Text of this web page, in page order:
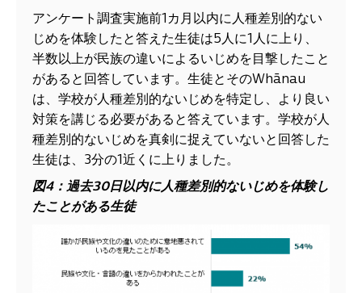
アンケート調査実施前1カ月以内に人種差別的ない
じめを体験したと答えた生徒は5人に1人に上り、
半数以上が民族の違いによるいじめを目撃したこと
があると回答しています。生徒とそのWhānau
は、学校が人種差別的ないじめを特定し、より良い
対策を講じる必要があると答えています。学校が人
種差別的ないじめを真剣に捉えていないと回答した
生徒は、3分の1近くに上りました。
図4： 過去30日以内に人種差別的ないじめを体験し
たことがある生徒